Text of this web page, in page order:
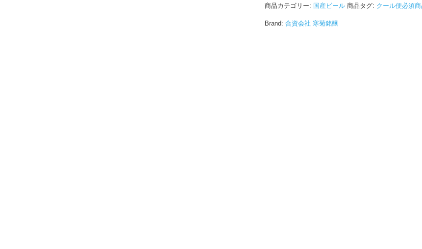
商品カテゴリー: 国産ビール 商品タグ: クール便必須商
Brand: 合資会社 寒菊銘醸